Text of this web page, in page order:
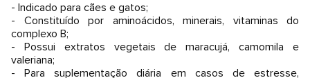
- Indicado para cães e gatos;
- Constituído por aminoácidos, minerais, vitaminas do
complexo B;
- Possui extratos vegetais de maracujá, camomila e
valeriana;
- Para suplementação diária em casos de estresse,